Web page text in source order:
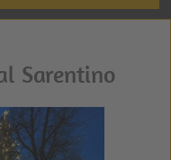
Sarentino